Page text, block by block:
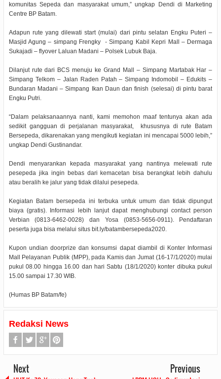
komunitas Sepeda dan masyarakat umum,” ungkap Dendi di Marketing
Centre BP Batam.
Adapun rute yang dilewati start (mulai) dari pintu selatan Engku Puteri –
Masjid Agung – simpang Frengky - Simpang Kabil Kepri Mall – Dermaga
Sukajadi – flyover Laluan Madani – Polsek Lubuk Baja.
Dilanjut rute dari BCS menuju ke Grand Mall – Simpang Martabak Har –
Simpang Telkom – Jalan Raden Patah – Simpang Indomobil – Edukits –
Bundaran Madani – Simpang Ikan Daun dan finish (selesai) di pintu barat
Engku Putri.
“Dalam pelaksanaannya nanti, kami memohon maaf tentunya akan ada
sedikit gangguan di perjalanan masyarakat, khususnya di rute Batam
Bersepeda, dikarenakan yang mengikuti kegiatan ini mencapai 5000 lebih,”
ungkap Dendi Gustinandar.
Dendi menyarankan kepada masyarakat yang nantinya melewati rute
pesepeda jika ingin bebas dari kemacetan bisa berangkat lebih dahulu
atau beralih ke jalur yang tidak dilalui pesepeda.
Kegiatan Batam bersepeda ini terbuka untuk umum dan tidak dipungut
biaya (gratis). Informasi lebih lanjut dapat menghubungi contact person
Verbian (0813-6462-0028) dan Yosa (0853-5656-0911). Pendaftaran
peserta juga bisa melalui situs bit.ly/batambersepeda2020.
Kupon undian doorprize dan konsumsi dapat diambil di Konter Informasi
Mall Pelayanan Publik (MPP), pada Kamis dan Jumat (16-17/1/2020) mulai
pukul 08.00 hingga 16.00 dan hari Sabtu (18/1/2020) konter dibuka pukul
15.00 sampai 17.30 WIB.
(Humas BP Batam/fe)
Redaksi News
Next Previous